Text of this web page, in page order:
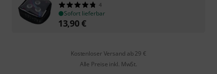
4
Sofort lieferbar
13,90€
Kostenloser Versand ab 29 €
Alle Preise inkl. MwSt.